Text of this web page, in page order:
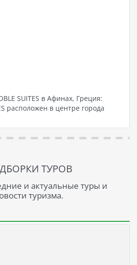
SUITES в Афинах, Греция:
расположен в центре города
ТУРОВ
и актуальные туры и
туризма.